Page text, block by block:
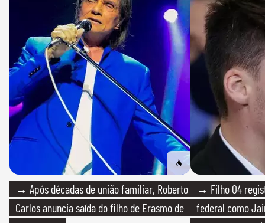
→ Após décadas de união familiar, Roberto
Carlos anuncia saída do filho de Erasmo de
→ Filho 04
federal como